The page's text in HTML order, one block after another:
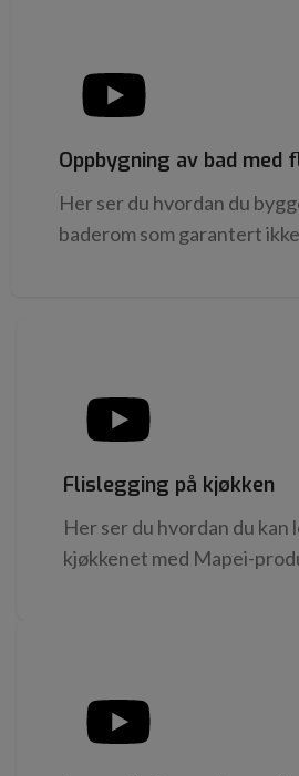
Oppbygning av bad med
Her ser du hvordan du
baderom som garantert
Flislegging på kjøkken
Her ser du hvordan du kan
kjøkkenet med Mapei-